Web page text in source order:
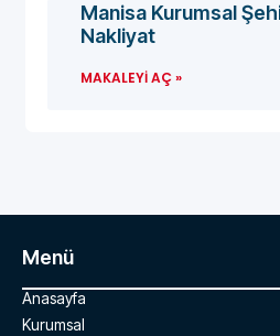
Manisa Kurumsal
Nakliyat
MAKALEYI AÇ »
Menü
Anasayfa
Kurumsal